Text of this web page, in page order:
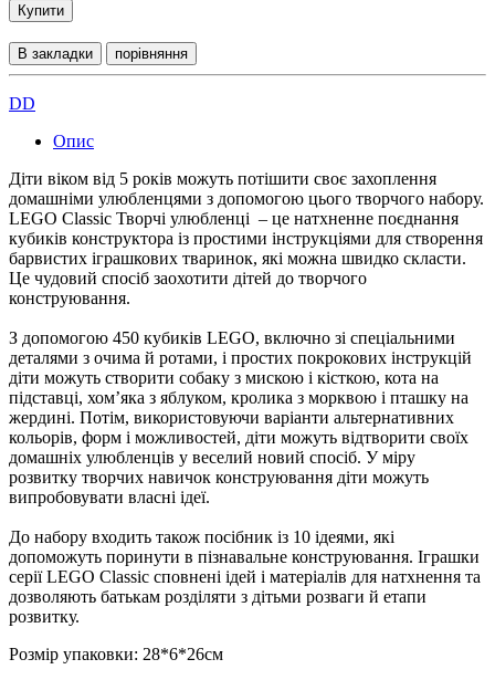
Купити
В закладки порівняння
DD
Опис
Діти віком від 5 років можуть потішити своє захоплення
домашніми улюбленцями з допомогою цього творчого набору.
LEGO Classic Творчі улюбленці – це натхненне поєднання
кубиків конструктора із простими інструкціями для створення
барвистих іграшкових тваринок, які можна швидко скласти.
Це чудовий спосіб заохотити дітей до творчого
конструювання.
З допомогою 450 кубиків LEGO, включно зі спеціальними
деталями з очима й ротами, і простих покрокових інструкцій
діти можуть створити собаку з мискою і кісткою, кота на
підставці, хомʼяка з яблуком, кролика з морквою і пташку на
жердині. Потім, використовуючи варіанти альтернативних
кольорів, форм і можливостей, діти можуть відтворити своїх
домашніх улюбленців у веселий новий спосіб. У міру
розвитку творчих навичок конструювання діти можуть
випробовувати власні ідеї.
До набору входить також посібник із 10 ідеями, які
допоможуть поринути в пізнавальне конструювання. Іграшки
серії LEGO Classic сповнені ідей і матеріалів для натхнення та
дозволяють батькам розділяти з дітьми розваги й етапи
розвитку.
Розмір упаковки: 28*6*26см